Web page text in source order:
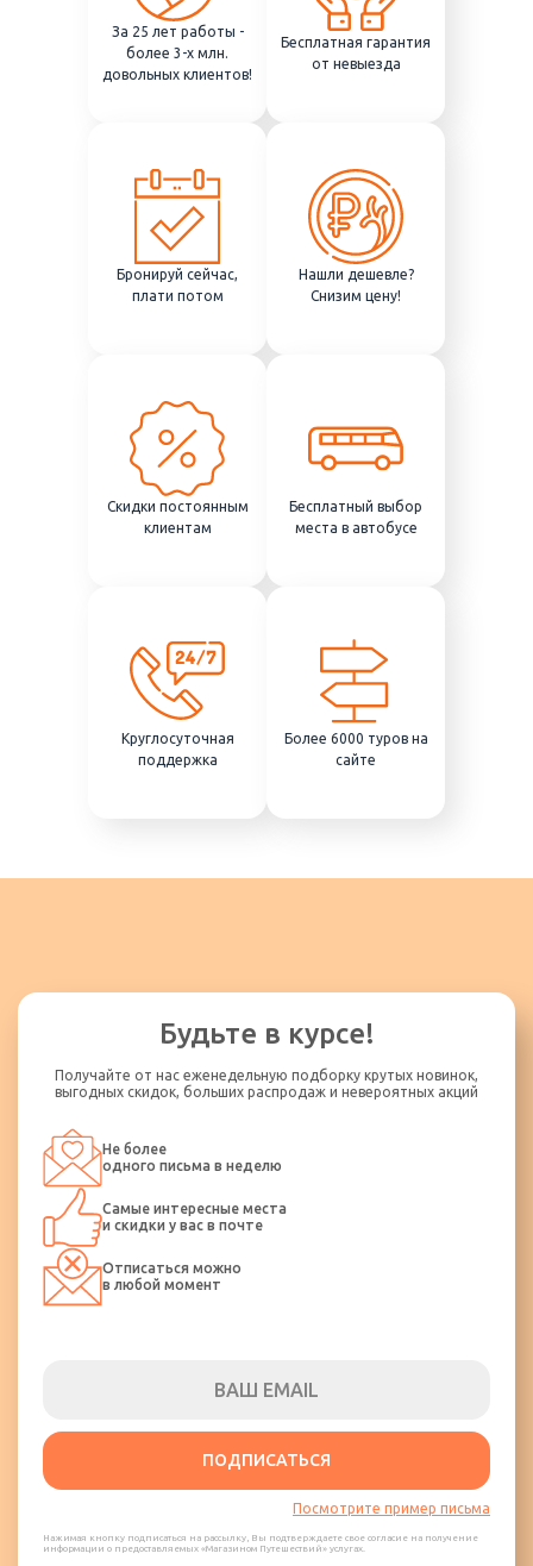
За 25 лет работы -
более 3-х млн.
довольных клиентов!
Бесплатная гарантия
от невыезда
Бронируй сейчас,
плати потом
Нашли дешевле?
Снизим цену!
Скидки постоянным
клиентам
Бесплатный выбор
места в автобусе
Круглосуточная
поддержка
Более 6000 туров на
сайте
Будьте в курсе!
Получайте от нас еженедельную подборку крутых новинок,
выгодных скидок, больших распродаж и невероятных акций
Не более
одного письма в неделю
Самые интересные места
и скидки у вас в почте
Отписаться можно
в любой момент
ПОДПИСАТЬСЯ
Посмотрите пример письма
Нажимая кнопку подписаться на рассылку, Вы подтверждаете свое согласие на получение
информации о предоставляемых «Магазином Путешествий» услугах.